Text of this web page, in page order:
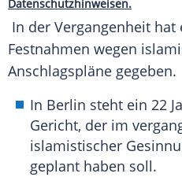
Datenschutzhinweisen.
In der Vergangenheit
Festnahmen wegen
Anschlagspläne gegeben.
In Berlin steht ein 22
Gericht, der im
islamistischer
geplant haben soll.